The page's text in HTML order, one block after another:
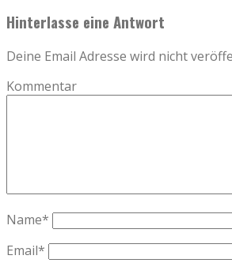
Hinterlasse eine Antwort
Deine Email Adresse wird nicht
Kommentar
Name*
Email*